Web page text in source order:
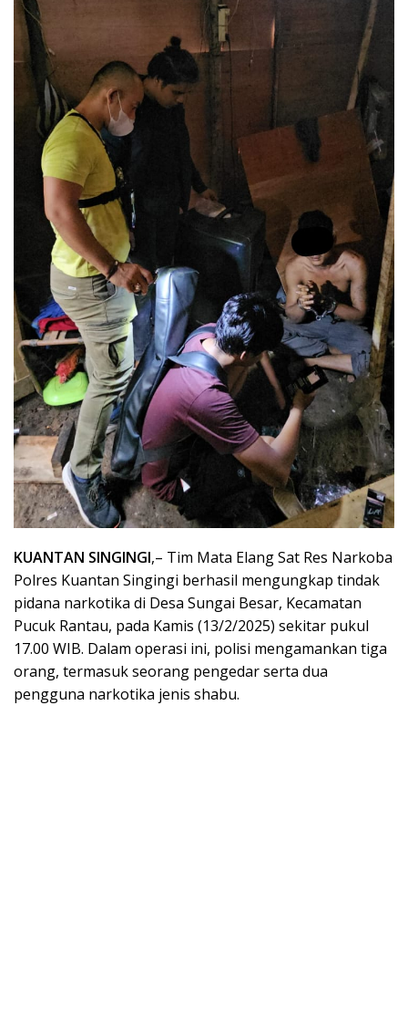
KUANTAN SINGINGI,– Tim Mata Elang Sat Res Narkoba
Polres Kuantan Singingi berhasil mengungkap tindak
pidana narkotika di Desa Sungai Besar, Kecamatan
Pucuk Rantau, pada Kamis (13/2/2025) sekitar pukul
17.00 WIB. Dalam operasi ini, polisi mengamankan tiga
orang, termasuk seorang pengedar serta dua
pengguna narkotika jenis shabu.